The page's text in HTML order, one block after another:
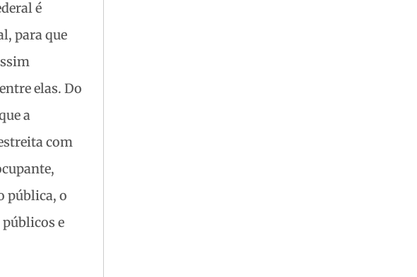
é
para que
elas. Do
a
com
pública, o
e